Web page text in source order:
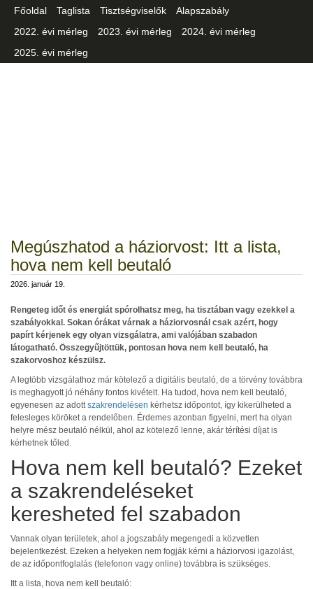
Főoldal Taglista Tisztségviselők
Alapszabály
2022. évi mérleg
2023. évi mérleg
2024. évi mérleg
2025. évi mérleg
Megúszhatod a háziorvost: Itt a lista,
hova nem kell beutaló
2026. január 19.
Rengeteg időt és energiát spórolhatsz meg, ha tisztában vagy ezekkel a
szabályokkal. Sokan órákat várnak a háziorvosnál csak azért, hogy
papírt kérjenek egy olyan vizsgálatra, ami valójában szabadon
látogatható. Összegyűjtöttük, pontosan hova nem kell beutaló, ha
szakorvoshoz készülsz.
A legtöbb vizsgálathoz már kötelező a digitális beutaló, de a törvény továbbra
is meghagyott jó néhány fontos kivételt. Ha tudod, hova nem kell beutaló,
egyenesen az adottszakrendelésen kérhetsz időpontot, így kikerülheted a
felesleges köröket a rendelőben. Érdemes azonban figyelni, mert ha olyan
helyre mész beutaló nélkül, ahol az kötelező lenne, akár térítési díjat is
kérhetnek tőled.
Hova nem kell beutaló? Ezeket
a szakrendeléseket
keresheted fel szabadon
Vannak olyan területek, ahol a jogszabály megengedi a közvetlen
bejelentkezést. Ezeken a helyeken nem fogják kérni a háziorvosi igazolást,
de az időpontfoglalás (telefonon vagy online) továbbra is szükséges.
Itt a lista, hova nem kell beutaló: